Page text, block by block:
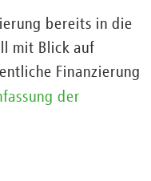
bereits in die
mit Blick auf
Finanzierung
der